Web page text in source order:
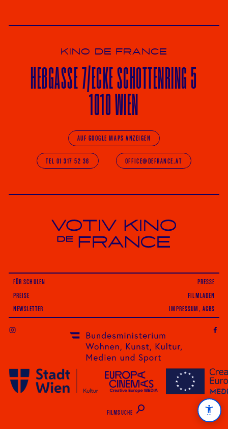
KINO DE FRANCE
HEßGASSE 7/ECKESCHOTTENRING 5
1010 WIEN
AUF GOOGLE MAPS ANZEIGEN
TEL 01 317 52 36 OFFICE@DEFRANCE.AT
Votiv Kino und Kino De France in Wien
FÜR SCHULEN
PRESSE
PREISE
FILMLADEN
NEWSLETTER IMPRESSUM, AGBS
FILMSUCHE